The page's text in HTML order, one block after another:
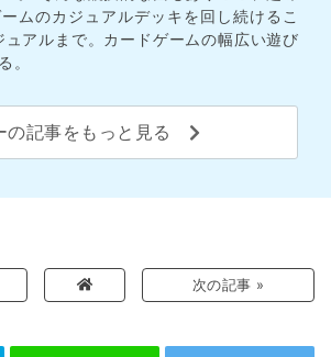
ムのカジュアルデッキを回し続けるこ
ュアルまで。カードゲームの幅広い遊び
。
の記事をもっと見る
次の記事 »